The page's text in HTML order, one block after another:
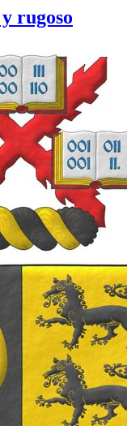
rugoso